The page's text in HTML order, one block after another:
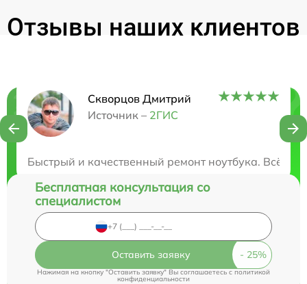
Отзывы наших клиентов
Скворцов Дмитрий
Источник – 2ГИС
Быстрый и качественный ремонт ноутбука. Всё
Нужна консультация?
Бесплатная консультация со
специалистом
Оставить заявку
Нажимая на кнопку "Оставить заявку" Вы соглашаетесь cполитикой
конфиденциальности